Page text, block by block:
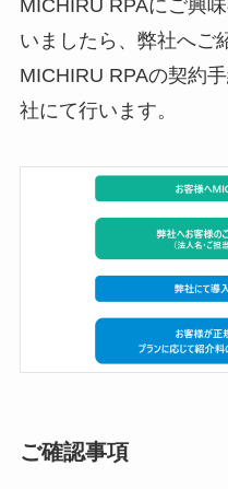
MICHIRU RPAにご興
いましたら、弊社へご
MICHIRU RPAの契約
社にて行います。
ご確認事項